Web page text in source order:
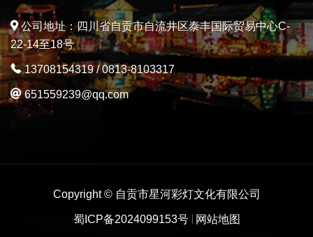
公司地址：四川省自贡市自流井区泰丰国际贸易中心C-
22-14至18号
13708154319/0813-8103317
651559239@qq.com
Copyright © 自贡市星河彩灯文化有限公司
蜀ICP备2024099153号 网站地图